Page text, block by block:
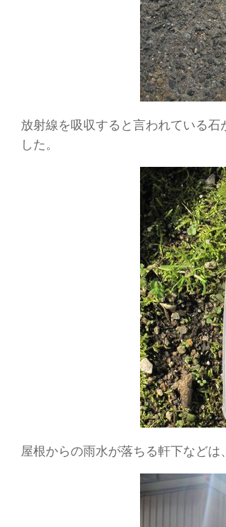
放射線を吸収すると言われている
した。
屋根からの雨水が落ちる軒下などは